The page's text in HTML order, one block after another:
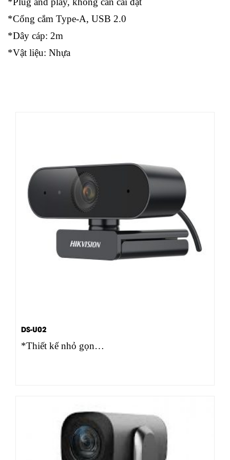
*Cổng cắm Type-A, USB 2.0
*Dây cáp: 2m
*Vật liệu: Nhựa
DS-U02
*Thiết kế nhỏ gọn…